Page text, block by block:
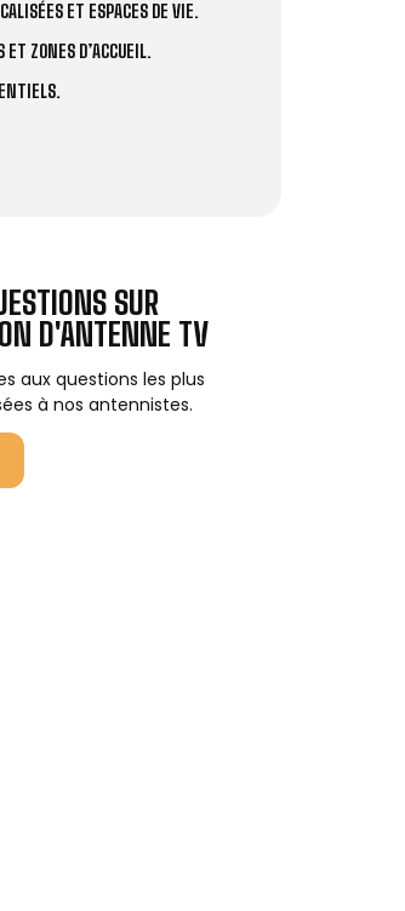
ET ESPACES DE VIE.
ZONES D’ACCUEIL.
SUR
D'ANTENNE TV
aux questions les plus
à nos antennistes.